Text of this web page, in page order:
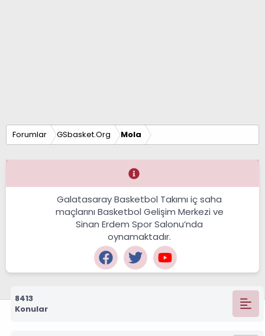
Forumlar GSbasket.Org Mola
Galatasaray Basketbol Takımı iç saha
maçlarını Basketbol Gelişim Merkezi ve
Sinan Erdem Spor Salonu’nda
oynamaktadır.
8413
Konular